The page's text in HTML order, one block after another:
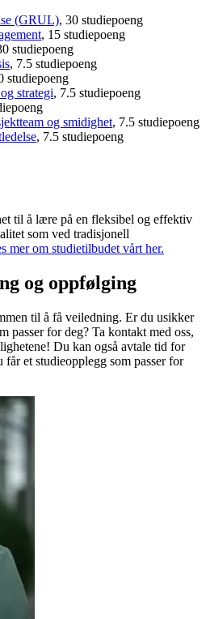
(GRUL), 30 studiepoeng
, 15 studiepoeng
studiepoeng
, 7.5 studiepoeng
studiepoeng
strategi, 7.5 studiepoeng
og smidighet, 7.5 studiepoeng
, 7.5 studiepoeng
til å lære på en fleksibel og effektiv
som ved tradisjonell
mer om studietilbudet vårt her.
og oppfølging
til å få veiledning. Er du usikker
passer for deg? Ta kontakt med oss,
Du kan også avtale tid for
et studieopplegg som passer for